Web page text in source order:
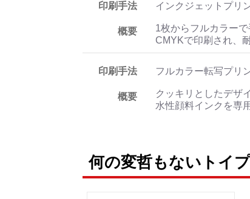
印刷手法 インクジェットプリ
概要
1枚からフルカラー
CMYKで印刷され、
印刷手法 フルカラー転写プリ
概要
クッキリとしたデザ
水性顔料インクを専
何の変哲もないトイ